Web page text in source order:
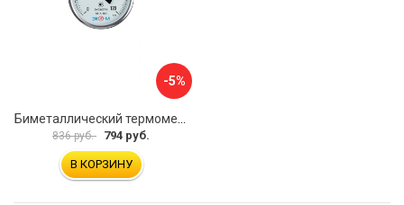
-5%
836 руб. 794 руб.
В КОРЗИНУ